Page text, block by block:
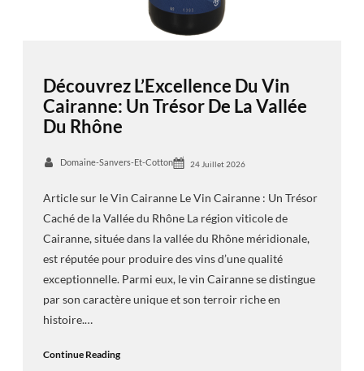
Découvrez L’Excellence Du Vin
Cairanne: Un Trésor De La Vallée
Du Rhône
Domaine-Sanvers-Et-Cotton 24 Juillet 2026
Article sur le Vin Cairanne Le Vin Cairanne : Un Trésor
Caché de la Vallée du Rhône La région viticole de
Cairanne, située dans la vallée du Rhône méridionale,
est réputée pour produire des vins d’une qualité
exceptionnelle. Parmi eux, le vin Cairanne se distingue
par son caractère unique et son terroir riche en
histoire.…
Continue Reading